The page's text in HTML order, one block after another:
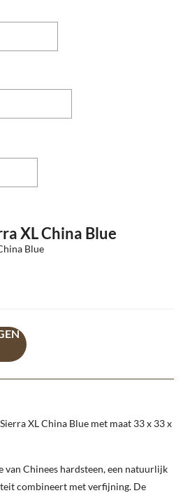
XL China Blue
XL China Blue met maat 33 x 33 x
Chinees hardsteen, een natuurlijk
combineert met verfijning. De